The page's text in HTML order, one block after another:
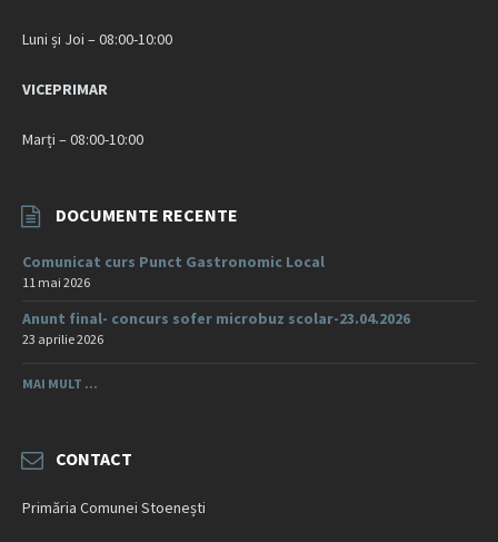
Luni și Joi – 08:00-10:00
VICEPRIMAR
Marți – 08:00-10:00
DOCUMENTE RECENTE
Comunicat curs Punct Gastronomic Local
11 mai 2026
Anunt final- concurs sofer microbuz scolar-23.04.2026
23 aprilie 2026
MAI MULT ...
CONTACT
Primăria Comunei Stoenești